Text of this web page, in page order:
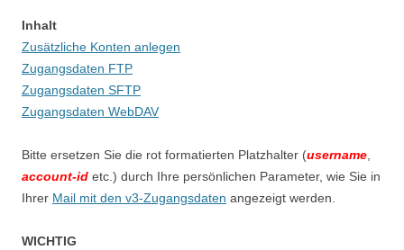
Inhalt
Zusätzliche Konten anlegen
Zugangsdaten FTP
Zugangsdaten SFTP
Zugangsdaten WebDAV
Bitte ersetzen Sie die rot formatierten Platzhalter (username
account-id etc.) durch Ihre persönlichen Parameter, wie Sie in
Ihrer Mail mit den v3-Zugangsdaten angezeigt werden.
WICHTIG